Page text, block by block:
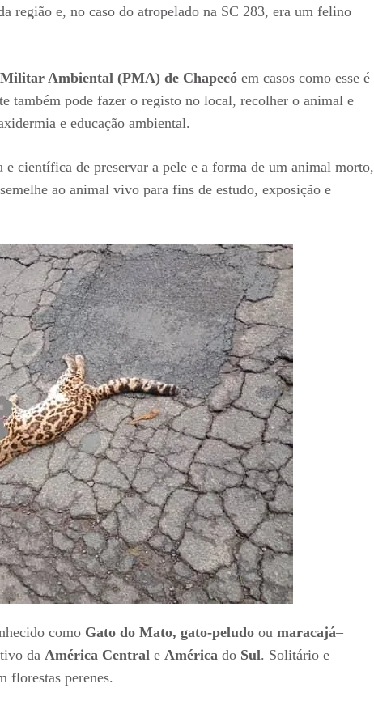
região e, no caso do atropelado na SC 283, era um felino
Ambiental (PMA) de Chapecó em casos como esse é
também pode fazer o registo no local, recolher o animal e
e educação ambiental.
e científica de preservar a pele e a forma de um animal morto,
ao animal vivo para fins de estudo, exposição e
como Gato do Mato, gato-peludo ou maracajá–
da América Central e América do Sul. Solitário e
florestas perenes.